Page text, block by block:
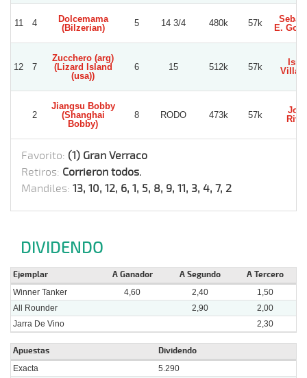
11 4
Dolcemama
(Bilzerian)
5 14 3/4 480k 57k
E.
12 7
Zucchero (arg)
(Lizard Island
(usa))
6 15 512k 57k
2
Jiangsu Bobby
(Shanghai
Bobby)
8 RODO 473k 57k
Favorito: (1) Gran Verraco
Retiros: Corrieron todos.
Mandiles: 13, 10, 12, 6, 1, 5, 8, 9, 11, 3, 4, 7, 2
DIVIDENDO
Ejemplar A Ganador A Segundo A Tercero
Winner Tanker 4,60 2,40
1,50
All Rounder
2,90
2,00
Jarra De Vino
2,30
Apuestas Dividendo
Exacta
5.290